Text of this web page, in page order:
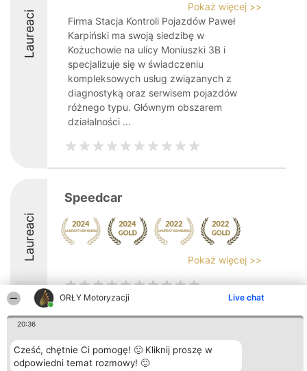
ORŁY Motoryzacji Live chat
20:36
Cześć, chętnie Ci pomogę! 🙂 Kliknij proszę w
odpowiedni temat rozmowy! 🙂
Laureaci
Pokaż więcej >>
Firma Stacja Kontroli Pojazdów Paweł
Karpiński ma swoją siedzibę w
Kożuchowie na ulicy Moniuszki 3B i
specjalizuje się w świadczeniu
kompleksowych usług związanych z
diagnostyką oraz serwisem pojazdów
różnego typu. Głównym obszarem
działalności ...
Laureaci
Speedcar
Pokaż więcej >>
Bright Side Solutions sp. z o.
o. sp. k.
ul. Ruska 22
Laureaci
Lista
wszystkich